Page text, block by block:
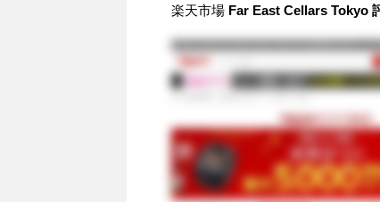
楽天市場 Far East Cellars Tokyo